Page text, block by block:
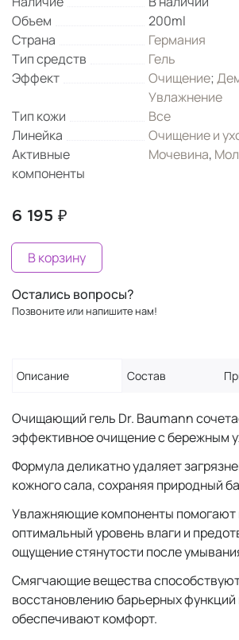
Объем
200ml
Страна
Германия
Тип средств
Гель
Эффект
Очищение;
Увлажнение
Тип кожи
Все
Линейка
Очищение и
Активные
компоненты
Мочевина,
6 195 ₽
В корзину
Остались вопросы?
Позвоните или напишите нам!
Описание Состав
Очищающий гель Dr. Baumann
эффективное очищение с бережным
Формула деликатно удаляет
кожного сала, сохраняя природный
Увлажняющие компоненты помогают
оптимальный уровень влаги и
ощущение стянутости после
Смягчающие вещества
восстановлению барьерных функций
обеспечивают комфорт.